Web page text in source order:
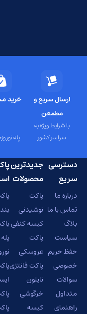
ارسال سریع و
مطمعن
با شرایط ویژه به
سراسر کشور
خرید
پله
دسترسی
سریع
درباره ما
تماس با ما
بلاگ
سیاست
حفظ حریم
خصوصی
سوالات
متداول
راهنمای
جدیدترین
محصولات
پاکت
نوشیدنی
کیسه کنفی
پاکت
عروسکی
پاکت فانتزی
نایلون
خرگوشی
کیسه
پله